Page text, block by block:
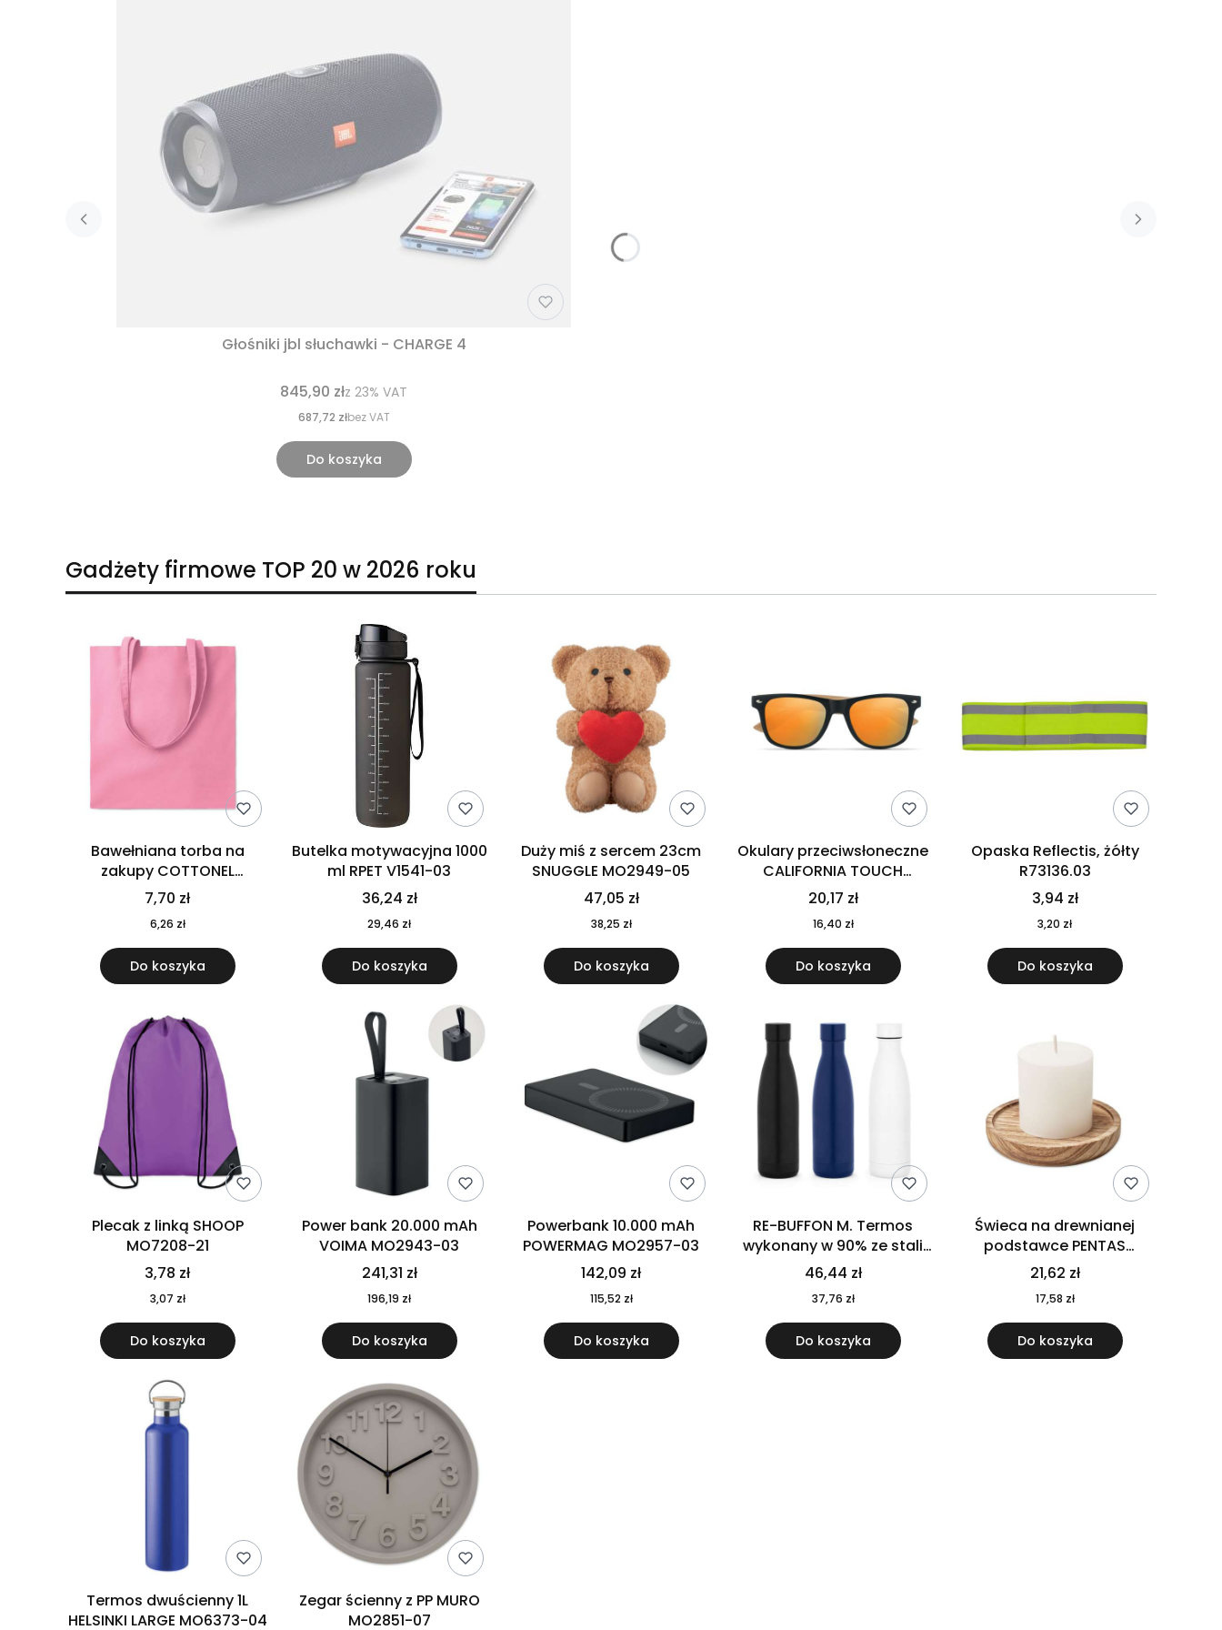
Głośniki jbl słuchawki - CHARGE 4
845,90 złz 23% VAT
687,72 złbez VAT
Do koszyka
Gadżety firmowe TOP 20 w 2026 roku
Bawełniana torba na
zakupy COTTONEL
COLOUR++ MO9846-11
7,70 zł
6,26 zł
Do koszyka
Butelka motywacyjna 1000
ml RPET V1541-03
36,24 zł
29,46 zł
Do koszyka
Duży miś z sercem 23cm
SNUGGLE MO2949-05
47,05 zł
38,25 zł
Do koszyka
Okulary przeciwsłoneczne
CALIFORNIA TOUCH
MO9617-10
20,17 zł
16,40 zł
Do koszyka
Opaska Reflectis, żółty
R73136.03
3,94 zł
3,20 zł
Do koszyka
Plecak z linką SHOOP
MO7208-21
3,78 zł
3,07 zł
Do koszyka
Power bank 20.000 mAh
VOIMA MO2943-03
241,31 zł
196,19 zł
Do koszyka
Powerbank 10.000 mAh
POWERMAG MO2957-03
142,09 zł
115,52 zł
Do koszyka
RE-BUFFON M. Termos
wykonany w 90% ze stali
nierdzewnej pochodzącej z
recyklingu 520 ml 94294
46,44 zł
37,76 zł
Do koszyka
Świeca na drewnianej
podstawce PENTAS
MO6282-40
21,62 zł
17,58 zł
Do koszyka
Termos dwuścienny 1L
HELSINKI LARGE MO6373-04
Zegar ścienny z PP MURO
MO2851-07